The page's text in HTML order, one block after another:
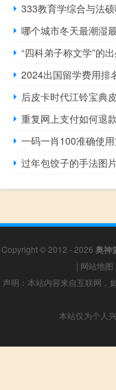
333教育学综合与法
哪个城市冬天最潮湿
“四科弟子称文学”的
2024出国留学费用排
后皮卡时代江铃宝典
重复网上支付如何退款
过年包饺子的手法图
Copyright © 2012 - 2026 奥神
| 网站地图
声明：本站内容来自互联网，
本站仅为个人